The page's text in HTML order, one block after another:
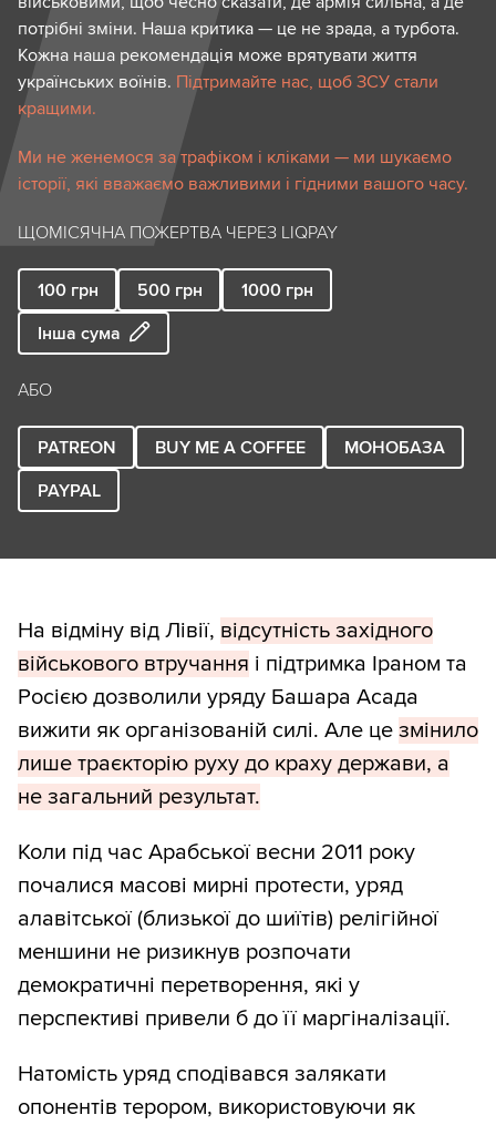
потрібні зміни. Наша критика — це не зрада, а турбота.
Кожна наша рекомендація може врятувати життя
українських воїнів. Підтримайте нас, щоб ЗСУ стали
кращими.
Ми не женемося за трафіком і кліками — ми шукаємо
історії, які вважаємо важливими і гідними вашого часу.
ЩОМІСЯЧНА ПОЖЕРТВА ЧЕРЕЗ LIQPAY
100 грн 500 грн 1000 грн
Інша сума
АБО
PATREON BUY ME A COFFEE
МОНОБАЗА
PAYPAL
На відміну від Лівії, відсутність західного
військового втручання і підтримка Іраном та
Росією дозволили уряду Башара Асада
вижити як організованій силі. Але це змінило
лише траєкторію руху до краху держави, а
не загальний результат.
Коли під час Арабської весни 2011 року
почалися масові мирні протести, уряд
алавітської (близької до шиїтів) релігійної
меншини не ризикнув розпочати
демократичні перетворення, які у
перспективі привели б до її маргіналізації.
Натомість уряд сподівався залякати
опонентів терором, використовуючи як